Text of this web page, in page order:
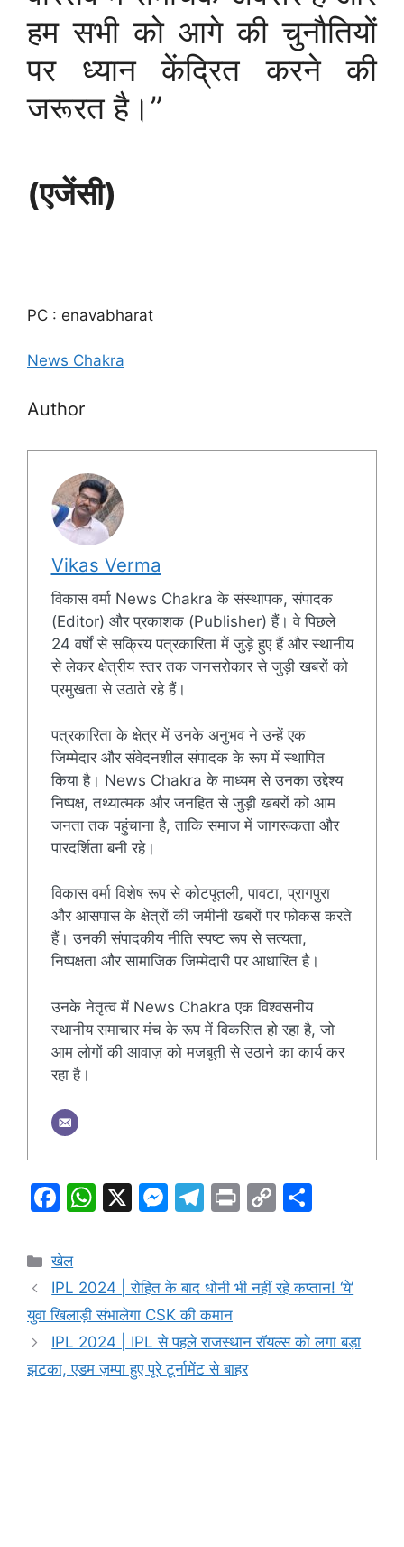
हम सभी को आगे की चुनौतियों
पर ध्यान केंद्रित करने की
जरूरत है।”
(एजेंसी)
PC : enavabharat
News Chakra
Author
Vikas Verma
विकास वर्मा News Chakra के संस्थापक, संपादक
(Editor) और प्रकाशक (Publisher) हैं। वे पिछले
24 वर्षों से सक्रिय पत्रकारिता में जुड़े हुए हैं और स्थानीय
से लेकर क्षेत्रीय स्तर तक जनसरोकार से जुड़ी खबरों को
प्रमुखता से उठाते रहे हैं।
पत्रकारिता के क्षेत्र में उनके अनुभव ने उन्हें एक
जिम्मेदार और संवेदनशील संपादक के रूप में स्थापित
किया है। News Chakra के माध्यम से उनका उद्देश्य
निष्पक्ष, तथ्यात्मक और जनहित से जुड़ी खबरों को आम
जनता तक पहुंचाना है, ताकि समाज में जागरूकता और
पारदर्शिता बनी रहे।
विकास वर्मा विशेष रूप से कोटपूतली, पावटा, प्रागपुरा
और आसपास के क्षेत्रों की जमीनी खबरों पर फोकस करते
हैं। उनकी संपादकीय नीति स्पष्ट रूप से सत्यता,
निष्पक्षता और सामाजिक जिम्मेदारी पर आधारित है।
उनके नेतृत्व में News Chakra एक विश्वसनीय
स्थानीय समाचार मंच के रूप में विकसित हो रहा है, जो
आम लोगों की आवाज़ को मजबूती से उठाने का कार्य कर
रहा है।
F
c
e
b
o
o
W
s
A
p
p
X
M
s
e
n
g
T
gr
a
m
Pr C
y
n
e
Categories
खेल
IPL 2024 | रोहित के बाद धोनी भी नहीं रहे कप्तान! ‘ये’
युवा खिलाड़ी संभालेगा CSK की कमान
IPL 2024 | IPL से पहले राजस्थान रॉयल्स को लगा बड़ा
झटका, एडम ज़म्पा हुए पूरे टूर्नामेंट से बाहर